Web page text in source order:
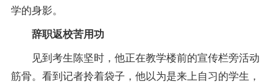
学的身影。
辞职返校苦用功
见到考生陈坚时，他正在教学楼前的宣传栏旁活动
筋骨。看到记者拎着袋子，他以为是来上自习的学生，